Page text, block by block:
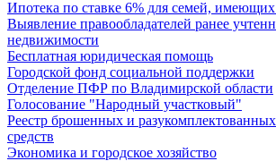
Ипотека по ставке 6% для семей, имеющих
Выявление правообладателей ранее
недвижимости
Бесплатная юридическая помощь
Городской фонд социальной поддержки
Отделение ПФР по Владимирской области
Голосование "Народный участковый"
Реестр брошенных и
средств
Экономика и городское хозяйство